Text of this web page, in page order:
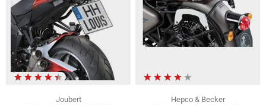
Joubert
Hepco & Becker